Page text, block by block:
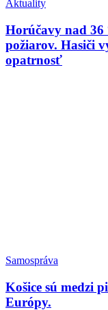
Aktuality
Horúčavy nad 36
požiarov. Hasiči
opatrnosť
Samospráva
Košice sú medzi
Európy.